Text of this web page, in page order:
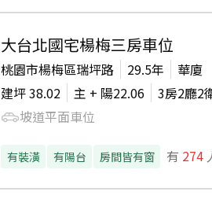
大台北國宅楊梅三房車位
桃園市楊梅區瑞坪路 29.5年
華廈
建坪38.02 主 + 陽22.06 3房2廳2
坡道平面車位
有裝潢 有陽台 房間皆有窗 有 274